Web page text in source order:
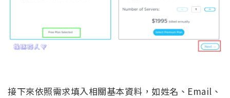
接下來依照需求填入相關基本資料，如姓名、Email、